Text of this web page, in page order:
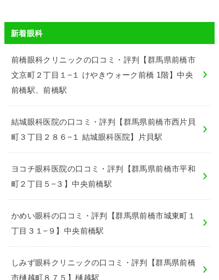
新着眼科
前橋眼科クリニックの口コミ・評判【群馬県前橋市
文京町２丁目１−１ けやきウォーク前橋 1階】中央
前橋駅、前橋駅
結城眼科医院の口コミ・評判【群馬県前橋市西片貝
町３丁目２８６−１ 結城眼科医院】片貝駅
ヨコチ眼科医院の口コミ・評判【群馬県前橋市平和
町２丁目５−３】中央前橋駅
かめい眼科の口コミ・評判【群馬県前橋市城東町１
丁目３１−９】中央前橋駅
しみず眼科クリニックの口コミ・評判【群馬県前橋
市樋越町８７５】樋越駅